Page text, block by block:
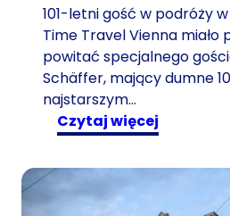
101-letni gość w podróży
Time Travel Vienna miało
powitać specjalnego
Schäffer, mający dumne
najstarszym…
czytaj więcej
1
0